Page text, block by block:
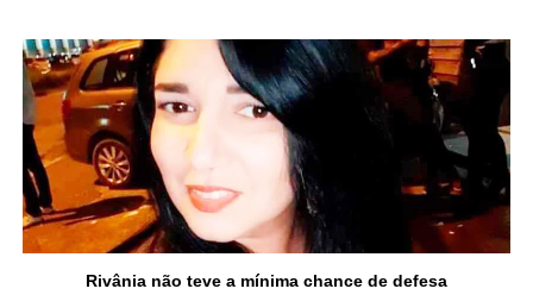
Rivânia não teve a mínima chance de defesa